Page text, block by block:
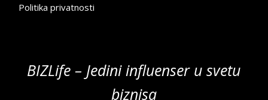
Politika privatnosti
BIZLife – Jedini influenser u svetu
biznisa